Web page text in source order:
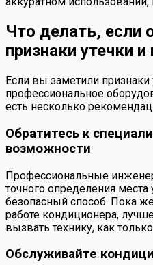
Что делать, если
признаки утечки
Если вы заметили признаки
профессиональное
есть несколько
Обратитесь к
возможности
Профессиональные
точного определения
безопасный способ. Пока
работе кондиционера,
вызвать технику, как
Обслуживайте